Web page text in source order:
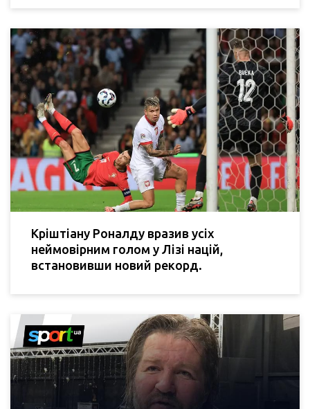
Кріштіану Роналду вразив усіх
неймовірним голом у Лізі націй,
встановивши новий рекорд.